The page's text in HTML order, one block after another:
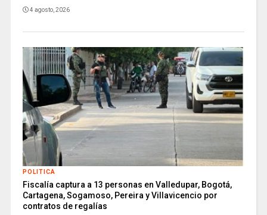
4 agosto, 2026
POLITICA
Fiscalía captura a 13 personas en Valledupar, Bogotá,
Cartagena, Sogamoso, Pereira y Villavicencio por
contratos de regalías